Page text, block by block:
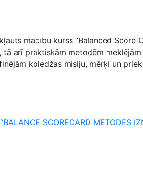
mācību kurss “Balanced
arī praktiskām metodēm
koledžas misiju, mērķi un
SCORECARD METODES